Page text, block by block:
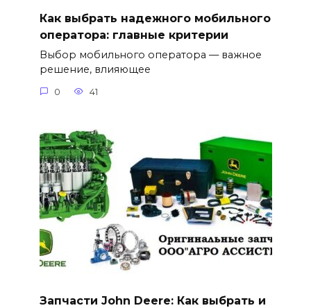
Как выбрать надежного мобильного
оператора: главные критерии
Выбор мобильного оператора — важное
решение, влияющее
0 41
Запчасти John Deere: Как выбрать и